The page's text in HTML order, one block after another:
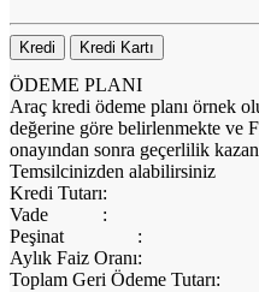
Kredi Kredi Kartı
ÖDEME PLANI
Araç kredi ödeme planı örnek
değerine göre belirlenmekte ve
onayından sonra geçerlilik
Temsilcinizden alabilirsiniz
Kredi Tutarı:
Vade
:
Peşinat
:
Aylık Faiz Oranı:
Toplam Geri Ödeme Tutarı: